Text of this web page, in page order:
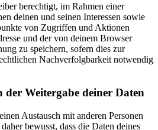
berechtigt, im Rahmen einer
deinen und seinen Interessen sowie
von Zugriffen und Aktionen
und der von deinem Browser
zu speichern, sofern dies zur
Nachverfolgbarkeit notwendig
der Weitergabe deiner Daten
Austausch mit anderen Personen
bewusst, dass die Daten deines